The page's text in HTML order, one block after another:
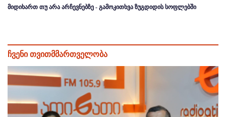
მიდიხართ თუ არა არჩევნებზე - გამოკითხვა ზუგდიდის სოფლებში
ჩვენი თვითმმართველობა